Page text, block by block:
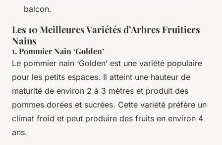
balcon.
Les 10 Meilleures Variétés d’Arbres Fruitiers
Nains
1.Pommier Nain ‘Golden’
Le pommier nain ‘Golden’ est une variété populaire
pour les petits espaces. Il atteint une hauteur de
maturité de environ 2 à 3 mètres et produit des
pommes dorées et sucrées. Cette variété préfère un
climat froid et peut produire des fruits en environ 4
ans.